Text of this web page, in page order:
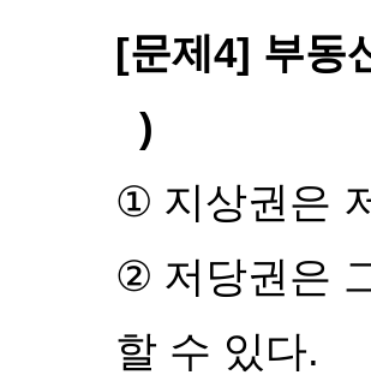
[문제 4] 부동
)
① 지상권은
② 저당권은
할 수 있다.